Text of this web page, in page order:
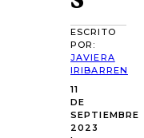
ESCRITO
POR:
JAVIERA
IRIBARREN
11
DE
SEPTIEMBRE
2023